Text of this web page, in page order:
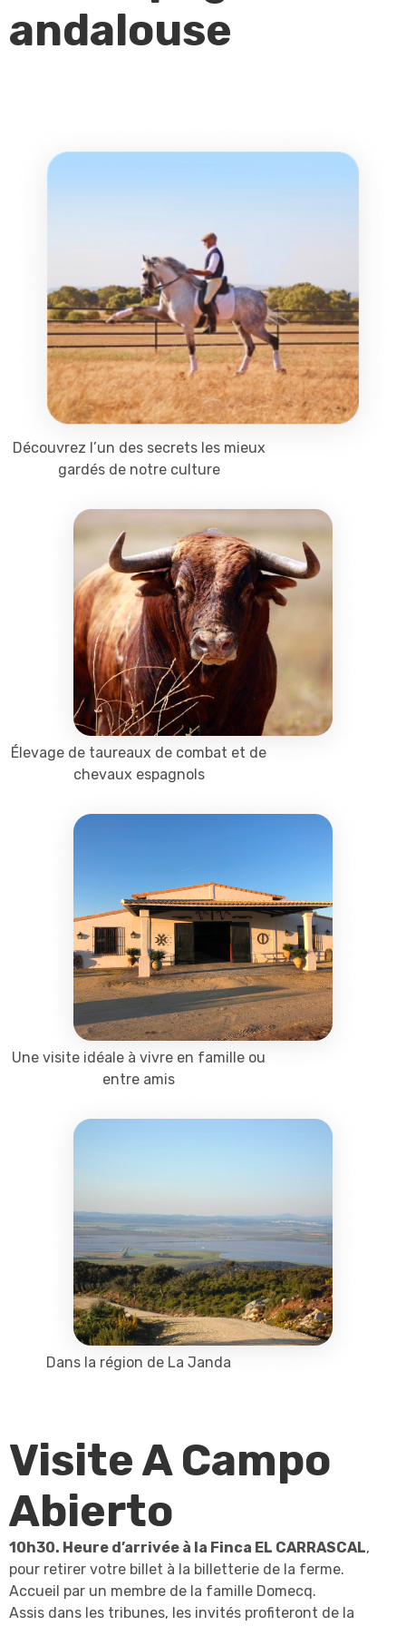
andalouse
Découvrez l’un des secrets les mieux
gardés de notre culture
Élevage de taureaux de combat et de
chevaux espagnols
Une visite idéale à vivre en famille ou
entre amis
Dans la région de La Janda
Visite A Campo
Abierto
10h30. Heure d’arrivée à la Finca EL CARRASCAL,
pour retirer votre billet à la billetterie de la ferme.
Accueil par un membre de la famille Domecq.
Assis dans les tribunes, les invités profiteront de la